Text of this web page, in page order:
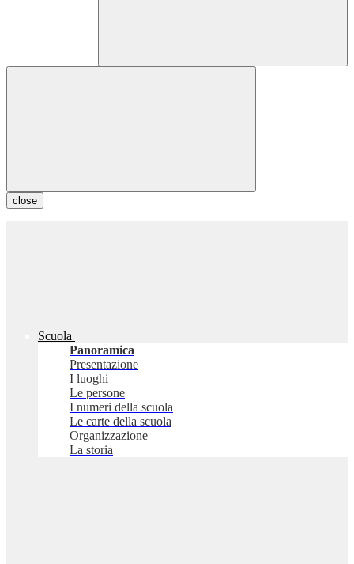
close
Scuola
Panoramica
Presentazione
I luoghi
Le persone
I numeri della scuola
Le carte della scuola
Organizzazione
La storia